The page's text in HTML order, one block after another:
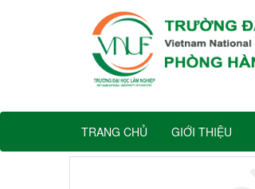
TRANG CHỦ GIỚI THIỆU